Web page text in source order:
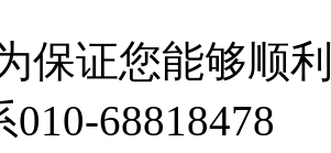
保证您能够顺
68818478